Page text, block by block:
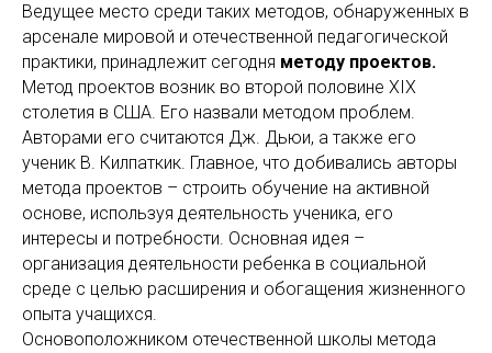
Ведущее место среди таких методов, обнаруженных в
арсенале мировой и отечественной педагогической
практики, принадлежит сегодня методу проектов.
Метод проектов возник во второй половине XIX
столетия в США. Его назвали методом проблем.
Авторами его считаются Дж. Дьюи, а также его
ученик В. Килпаткик. Главное, что добивались авторы
метода проектов – строить обучение на активной
основе, используя деятельность ученика, его
интересы и потребности. Основная идея –
организация деятельности ребенка в социальной
среде с целью расширения и обогащения жизненного
опыта учащихся.
Основоположником отечественной школы метода